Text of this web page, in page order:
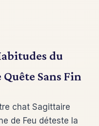
du
Sans Fin
chat Sagittaire
de Feu déteste la